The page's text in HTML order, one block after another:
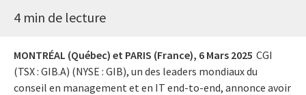
4 min de lecture
MONTRÉAL (Québec) et PARIS (France), 6 Mars 2025 CGI
(TSX : GIB.A) (NYSE : GIB), un des leaders mondiaux du
conseil en management et en IT end-to-end, annonce avoir